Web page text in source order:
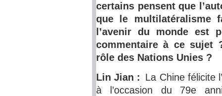
certains pensent que
que le multilatéralisme
l’avenir du monde est
commentaire à ce sujet
rôle des Nations Unies ?
Lin Jian : La Chine félicite
à l’occasion du 79e